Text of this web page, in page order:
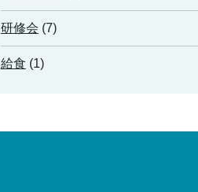
研修会 (7)
給食 (1)